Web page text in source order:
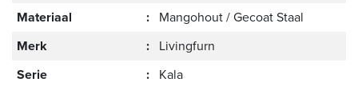
Materiaal
: Mangohout / Gecoat Staal
Merk
: Livingfurn
Serie
: Kala